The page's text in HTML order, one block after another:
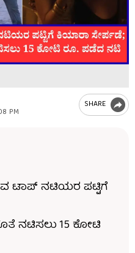
PM
SHARE
ಟಾಪ್ ನಟಿಯರ ಪಟ್ಟಿಗೆ
ನಟಿಸಲು 15 ಕೋಟಿ